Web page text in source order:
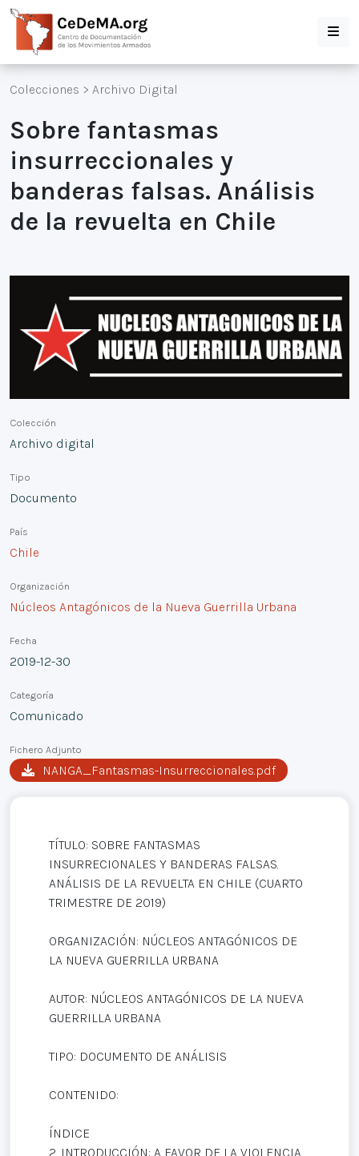
Colecciones > Archivo Digital
Sobre fantasmas
insurreccionales y
banderas falsas. Análisis
de la revuelta en Chile
Colección
Archivo digital
Tipo
Documento
País
Chile
Organización
Núcleos Antagónicos de la Nueva Guerrilla Urbana
Fecha
2019-12-30
Categoría
Comunicado
Fichero Adjunto
NANGA_Fantasmas-Insurreccionales.pdf
TÍTULO: SOBRE FANTASMAS
INSURRECIONALES Y BANDERAS FALSAS.
ANÁLISIS DE LA REVUELTA EN CHILE (CUARTO
TRIMESTRE DE 2019)
ORGANIZACIÓN: NÚCLEOS ANTAGÓNICOS DE
LA NUEVA GUERRILLA URBANA
AUTOR: NÚCLEOS ANTAGÓNICOS DE LA NUEVA
GUERRILLA URBANA
TIPO: DOCUMENTO DE ANÁLISIS
CONTENIDO:
ÍNDICE
2. INTRODUCCIÓN: A FAVOR DE LA VIOLENCIA